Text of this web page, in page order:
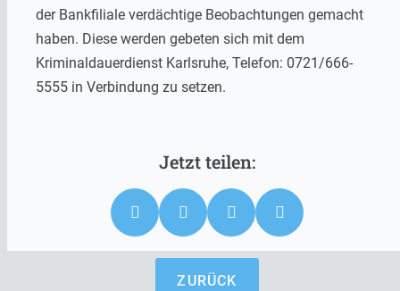
der Bankfiliale verdächtige Beobachtungen gemacht
haben. Diese werden gebeten sich mit dem
Kriminaldauerdienst Karlsruhe, Telefon: 0721/666-
5555 in Verbindung zu setzen.
ZURÜCK